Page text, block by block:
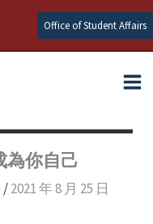
Office of Student Affairs
為你自己
/2021 年 8 月 25 日